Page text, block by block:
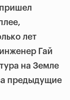
лет
Гай
на Земле
предыдущие